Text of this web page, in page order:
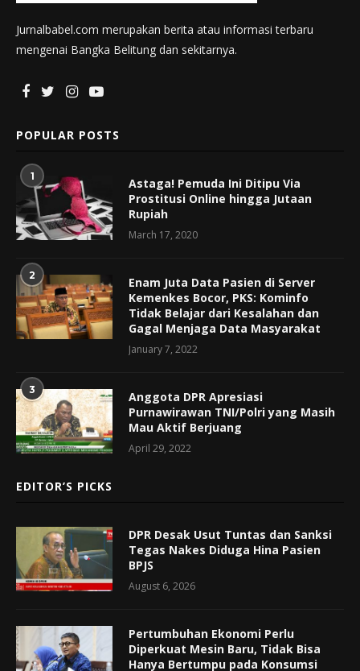
Jurnalbabel.com merupakan berita atau informasi terbaru
mengenai Bangka Belitung dan sekitarnya.
POPULAR POSTS
1
Astaga! Pemuda Ini Ditipu Via
Prostitusi Online hingga Jutaan
Rupiah
March 17, 2020
2
Enam Juta Data Pasien di Server
Kemenkes Bocor, PKS: Kominfo
Tidak Belajar dari Kesalahan dan
Gagal Menjaga Data Masyarakat
January 7, 2022
3
Anggota DPR Apresiasi
Purnawirawan TNI/Polri yang Masih
Mau Aktif Berjuang
April 29, 2022
EDITOR’S PICKS
DPR Desak Usut Tuntas dan Sanksi
Tegas Nakes Diduga Hina Pasien
BPJS
August 6, 2026
Pertumbuhan Ekonomi Perlu
Diperkuat Mesin Baru, Tidak Bisa
Hanya Bertumpu pada Konsumsi